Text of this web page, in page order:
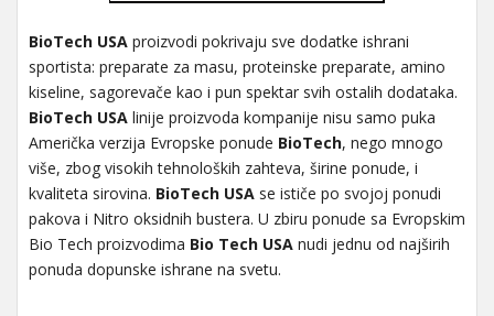
BioTech USA proizvodi pokrivaju sve dodatke ishrani
sportista: preparate za masu, proteinske preparate, amino
kiseline, sagorevače kao i pun spektar svih ostalih dodataka.
BioTech USA linije proizvoda kompanije nisu samo puka
Američka verzija Evropske ponude BioTech, nego mnogo
više, zbog visokih tehnoloških zahteva, širine ponude, i
kvaliteta sirovina. BioTech USA se ističe po svojoj ponudi
pakova i Nitro oksidnih bustera. U zbiru ponude sa Evropskim
Bio Tech proizvodima Bio Tech USA nudi jednu od najširih
ponuda dopunske ishrane na svetu.